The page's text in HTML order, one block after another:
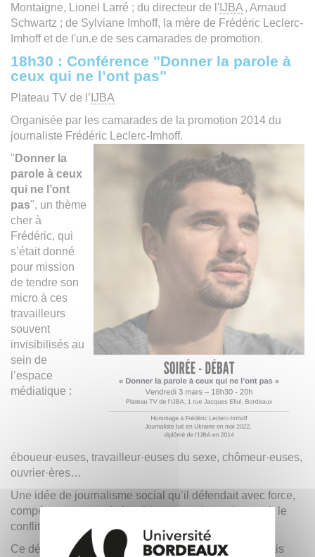
Montaigne, Lionel Larré ; du directeur de l' IJBA , Arnaud
Schwartz ; de Sylviane Imhoff, la mère de Frédéric Leclerc-
Imhoff et de l'un.e de ses camarades de promotion.
18h30 : Conférence "Donner la parole à
ceux qui ne l’ont pas"
Plateau TV de l’ IJBA
Organisée par les camarades de la promotion 2014 du
journaliste Frédéric Leclerc-Imhoff.
" Donner la
parole à ceux
qui ne l’ont
pas", un thème
cher à
Frédéric, qui
s’était donné
pour mission
de tendre son
micro à ces
travailleurs
souvent
invisibilisés au
sein de
l’espace
médiatique :
éboueur·euses, travailleur·euses du sexe, chômeur·euses,
ouvrier·ères…
Une idée de journalisme social qu’il défendait avec force,
compétence et conviction, bien avant de partir couvrir le
conflit russo-ukrainien.
Ce débat rassemblera ces travailleurs de l’ombre, mais